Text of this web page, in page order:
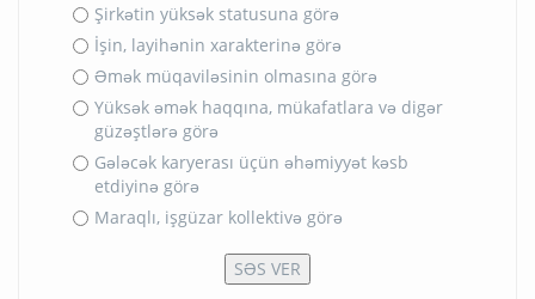
Şirkətin yüksək statusuna görə
İşin, layihənin xarakterinə görə
Əmək müqaviləsinin olmasına görə
Yüksək əmək haqqına, mükafatlara və digər
güzəştlərə görə
Gələcək karyerası üçün əhəmiyyət kəsb
etdiyinə görə
Maraqlı, işgüzar kollektivə görə